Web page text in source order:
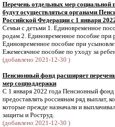
Перечень отдельных мер социальной
будут осуществляться органами
Российской Федерации с 1 января
Семьи с детьми 1. Единовременное
родам 2. Единовременное пособие при
Единовременное пособие при
Ежемесячное пособие по уходу за
(добавлено 2021-12-30 )
Пенсионный фонд расширяет
мер соцподдержки
С 1 января 2022 года Пенсионный
предоставлять россиянам ряд выплат,
которые прежде назначали и
защиты и Роструд.
(добавлено 2021-12-30 )